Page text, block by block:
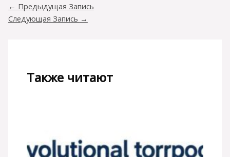
← Предыдущая Запись
Следующая Запись →
Также читают